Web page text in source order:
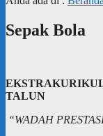
Sepak Bola
TALUN
“WADAH